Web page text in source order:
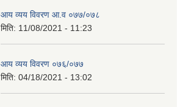
आय व्यय विवरण आ.व ०७७/०७८
मिति: 11/08/2021 - 11:23
आय व्यय विवरण ०७६/०७७
मिति: 04/18/2021 - 13:02